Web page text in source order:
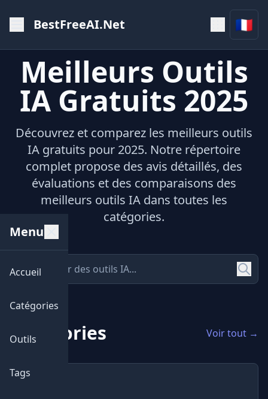
BestFreeAI.Net 🇫🇷
Menu
Accueil
Catégories
Outils
Tags
Meilleurs Outils
IA Gratuits 2025
Découvrez et comparez les meilleurs outils
IA gratuits pour 2025. Notre répertoire
complet propose des avis détaillés, des
évaluations et des comparaisons des
meilleurs outils IA dans toutes les
catégories.
Catégories Voir tout →